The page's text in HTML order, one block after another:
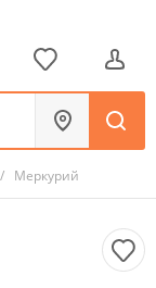
/ Меркурий